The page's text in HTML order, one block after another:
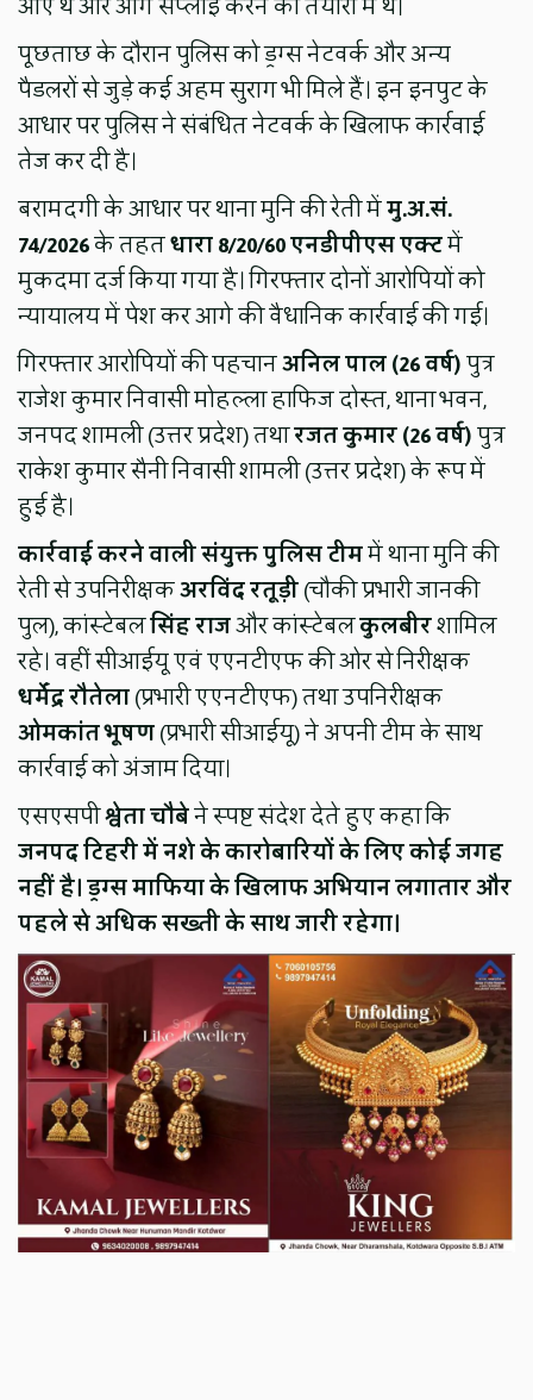
पूछताछ के दौरान पुलिस को ड्रग्स नेटवर्क और अन्य
पैडलरों से जुड़े कई अहम सुराग भी मिले हैं। इन इनपुट के
आधार पर पुलिस ने संबंधित नेटवर्क के खिलाफ कार्रवाई
तेज कर दी है।
बरामदगी के आधार पर थाना मुनि की रेती मेंमु.अ.सं.
74/2026के तहतधारा 8/20/60 एनडीपीएस एक्टमें
मुकदमा दर्ज किया गया है। गिरफ्तार दोनों आरोपियों को
न्यायालय में पेश कर आगे की वैधानिक कार्रवाई की गई।
गिरफ्तार आरोपियों की पहचानअनिल पाल (26 वर्ष)पुत्र
राजेश कुमार निवासी मोहल्ला हाफिज दोस्त, थाना भवन,
जनपद शामली (उत्तर प्रदेश) तथारजत कुमार (26 वर्ष)पुत्र
राकेश कुमार सैनी निवासी शामली (उत्तर प्रदेश) के रूप में
हुई है।
कार्रवाई करने वाली संयुक्त पुलिस टीममें थाना मुनि की
रेती से उपनिरीक्षकअरविंद रतूड़ी(चौकी प्रभारी जानकी
पुल), कांस्टेबलसिंह राजऔर कांस्टेबलकुलबीरशामिल
रहे। वहीं सीआईयू एवं एएनटीएफ की ओर से निरीक्षक
धर्मेंद्र रौतेला(प्रभारी एएनटीएफ) तथा उपनिरीक्षक
ओमकांत भूषण(प्रभारी सीआईयू) ने अपनी टीम के साथ
कार्रवाई को अंजाम दिया।
एसएसपीश्वेता चौबेने स्पष्ट संदेश देते हुए कहा कि
जनपद टिहरी में नशे के कारोबारियों के लिए कोई जगह
नहीं है। ड्रग्स माफिया के खिलाफ अभियान लगातार और
पहले से अधिक सख्ती के साथ जारी रहेगा।